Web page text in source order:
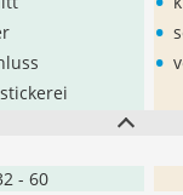
•
•
- 60